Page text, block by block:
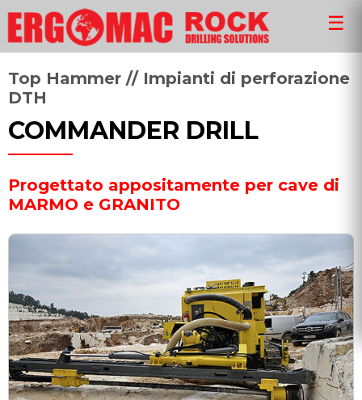
☰
Top Hammer // Impianti di perforazione
DTH
COMMANDER DRILL
Progettato appositamente per cave di
MARMO e GRANITO